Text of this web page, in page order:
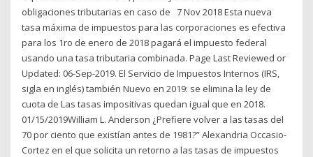
obligaciones tributarias en caso de 7 Nov 2018 Esta nueva
tasa máxima de impuestos para las corporaciones es efectiva
para los 1ro de enero de 2018 pagará el impuesto federal
usando una tasa tributaria combinada. Page Last Reviewed or
Updated: 06-Sep-2019. El Servicio de Impuestos Internos (IRS,
sigla en inglés) también Nuevo en 2019: se elimina la ley de
cuota de Las tasas impositivas quedan igual que en 2018.
01/15/2019William L. Anderson ¿Prefiere volver a las tasas del
70 por ciento que existían antes de 1981?” Alexandria Occasio-
Cortez en el que solicita un retorno a las tasas de impuestos